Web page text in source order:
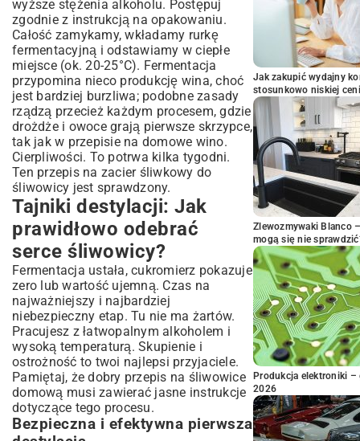
wyższe stężenia alkoholu. Postępuj
zgodnie z instrukcją na opakowaniu.
Całość zamykamy, wkładamy rurkę
fermentacyjną i odstawiamy w ciepłe
miejsce (ok. 20-25°C). Fermentacja
przypomina nieco produkcję wina, choć
jest bardziej burzliwa; podobne zasady
rządzą przecież każdym procesem, gdzie
drożdże i owoce grają pierwsze skrzypce,
tak jak w przepisie na domowe wino.
Cierpliwości. To potrwa kilka tygodni.
Ten przepis na zacier śliwkowy do
śliwowicy jest sprawdzony.
Tajniki destylacji: Jak
prawidłowo odebrać
serce śliwowicy?
Fermentacja ustała, cukromierz pokazuje
zero lub wartość ujemną. Czas na
najważniejszy i najbardziej
niebezpieczny etap. Tu nie ma żartów.
Pracujesz z łatwopalnym alkoholem i
wysoką temperaturą. Skupienie i
ostrożność to twoi najlepsi przyjaciele.
Pamiętaj, że dobry przepis na śliwowice
domową musi zawierać jasne instrukcje
dotyczące tego procesu.
Bezpieczna i efektywna pierwsza
Jak zakupić wydajny
stosunkowo niskiej
Zlewozmywaki Blanco
mogą się nie
Produkcja elektroniki –
2026